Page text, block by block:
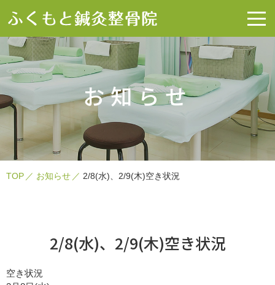
お知らせ
TOP お知らせ 2/8(水)、2/9(木)空き状況
2/8(水)、2/9(木)空き状況
空き状況